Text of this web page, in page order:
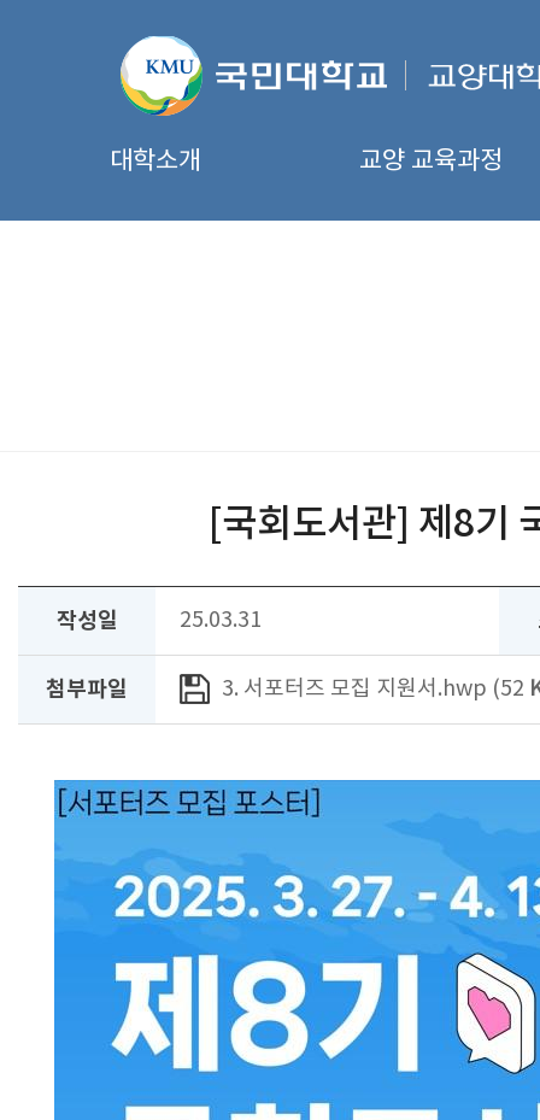
대학소개 교양 교육과정
[국회도서관] 제8기
작성일 25.03.31
첨부파일 3. 서포터즈 모집 지원서.hwp (52